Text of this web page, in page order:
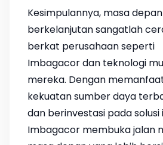
Kesimpulannya, masa
berkelanjutan sangatlah
berkat perusahaan seperti
Imbagacor dan teknologi
mereka. Dengan
kekuatan sumber daya
dan berinvestasi pada solusi
Imbagacor membuka jalan